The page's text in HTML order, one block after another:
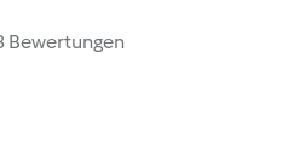
Bewertungen